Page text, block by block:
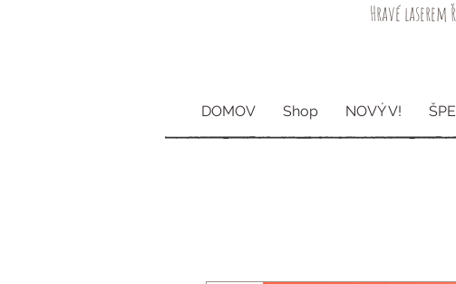
Hravé
DOMOV Shop NOVÝ V!